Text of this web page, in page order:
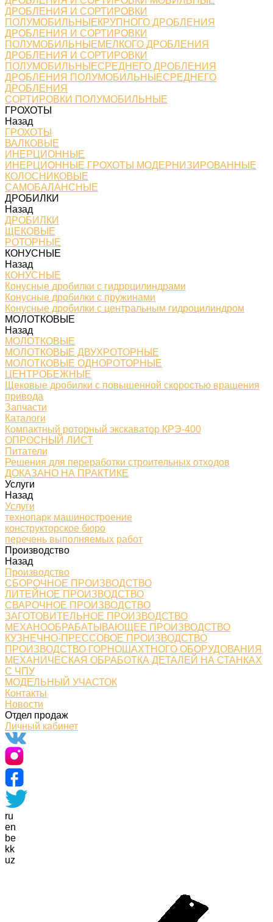
ДРОБЛЕНИЯ И СОРТИРОВКИ
ПОЛУМОБИЛЬНЫЕКРУПНОГО ДРОБЛЕНИЯ
ДРОБЛЕНИЯ И СОРТИРОВКИ
ПОЛУМОБИЛЬНЫЕМЕЛКОГО ДРОБЛЕНИЯ
ДРОБЛЕНИЯ И СОРТИРОВКИ
ПОЛУМОБИЛЬНЫЕСРЕДНЕГО ДРОБЛЕНИЯ
ДРОБЛЕНИЯ ПОЛУМОБИЛЬНЫЕСРЕДНЕГО
ДРОБЛЕНИЯ
СОРТИРОВКИ ПОЛУМОБИЛЬНЫЕ
ГРОХОТЫ
Назад
ГРОХОТЫ
ВАЛКОВЫЕ
ИНЕРЦИОННЫЕ
ИНЕРЦИОННЫЕ ГРОХОТЫ МОДЕРНИЗИРОВАННЫЕ
КОЛОСНИКОВЫЕ
САМОБАЛАНСНЫЕ
ДРОБИЛКИ
Назад
ДРОБИЛКИ
ЩЕКОВЫЕ
РОТОРНЫЕ
КОНУСНЫЕ
Назад
КОНУСНЫЕ
Конусные дробилки с гидроцилиндрами
Конусные дробилки с пружинами
Конусные дробилки с центральным гидроцилиндром
МОЛОТКОВЫЕ
Назад
МОЛОТКОВЫЕ
МОЛОТКОВЫЕ ДВУХРОТОРНЫЕ
МОЛОТКОВЫЕ ОДНОРОТОРНЫЕ
ЦЕНТРОБЕЖНЫЕ
Щековые дробилки с повышенной скоростью вращения
привода
Запчасти
Каталоги
Компактный роторный экскаватор КРЭ-400
ОПРОСНЫЙ ЛИСТ
Питатели
Решения для переработки строительных отходов
ДОКАЗАНО НА ПРАКТИКЕ
Услуги
Назад
Услуги
технопарк машиностроение
конструкторское бюро
перечень выполняемых работ
Производство
Назад
Производство
СБОРОЧНОЕ ПРОИЗВОДСТВО
ЛИТЕЙНОЕ ПРОИЗВОДСТВО
СВАРОЧНОЕ ПРОИЗВОДСТВО
ЗАГОТОВИТЕЛЬНОЕ ПРОИЗВОДСТВО
МЕХАНООБРАБАТЫВАЮЩЕЕ ПРОИЗВОДСТВО
КУЗНЕЧНО-ПРЕССОВОЕ ПРОИЗВОДСТВО
ПРОИЗВОДСТВО ГОРНОШАХТНОГО ОБОРУДОВАНИЯ
МЕХАНИЧЕСКАЯ ОБРАБОТКА ДЕТАЛЕЙ НА СТАНКАХ
С ЧПУ
МОДЕЛЬНЫЙ УЧАСТОК
Контакты
Новости
Отдел продаж
Личный кабинет
ru
en
be
kk
uz